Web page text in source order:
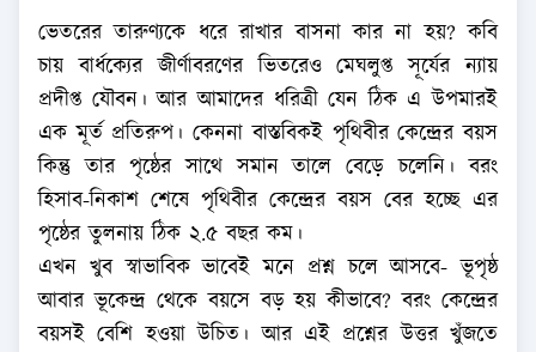
ভেতরের তারুণ্যকে ধরে রাখার বাসনা কার না হয়? কবি
চায় বার্ধক্যের জীর্ণাবরণের ভিতরেও মেঘলুপ্ত সূর্যের ন্যায়
প্রদীপ্ত যৌবন। আর আমাদের ধরিত্রী যেন ঠিক এ উপমারই
এক মূর্ত প্রতিরুপ। কেননা বাস্তবিকই পৃথিবীর কেন্দ্রের বয়স
কিন্তু তার পৃষ্ঠের সাথে সমান তালে বেড়ে চলেনি। বরং
হিসাব-নিকাশ শেষে পৃথিবীর কেন্দ্রের বয়স বের হচ্ছে এর
পৃষ্ঠের তুলনায় ঠিক ২.৫ বছর কম।
এখন খুব স্বাভাবিক ভাবেই মনে প্রশ্ন চলে আসবে- ভূপৃষ্ঠ
আবার ভূকেন্দ্র থেকে বয়সে বড় হয় কীভাবে? বরং কেন্দ্রের
বয়সই বেশি হওয়া উচিত। আর এই প্রশ্নের উত্তর খুঁজতে